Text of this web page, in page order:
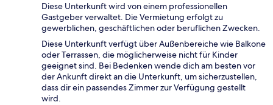
Diese Unterkunft wird von einem professionellen
Gastgeber verwaltet. Die Vermietung erfolgt zu
gewerblichen, geschäftlichen oder beruflichen Zwecken.
Diese Unterkunft verfügt über Außenbereiche wie Balkone
oder Terrassen, die möglicherweise nicht für Kinder
geeignet sind. Bei Bedenken wende dich am besten vor
der Ankunft direkt an die Unterkunft, um sicherzustellen,
dass dir ein passendes Zimmer zur Verfügung gestellt
wird.